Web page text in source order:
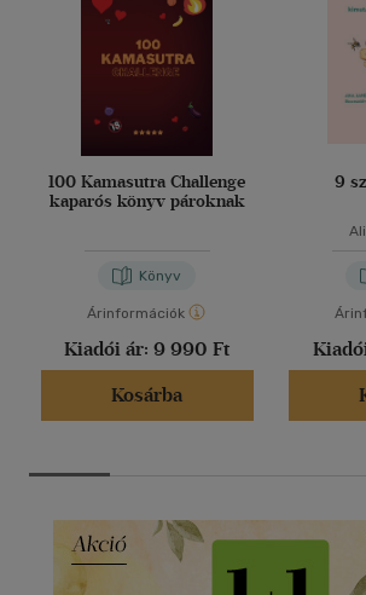
100 Kamasutra Challenge
kaparós könyv pároknak
Könyv
Árinformációk
Kiadói ár: 9 990 Ft
Kosárba
9